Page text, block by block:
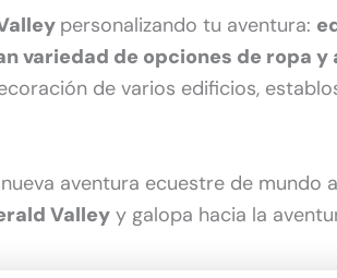
personalizando tu aventura:
variedad de opciones de ropa y
de varios edificios,
aventura ecuestre de mundo
Valley y galopa hacia la